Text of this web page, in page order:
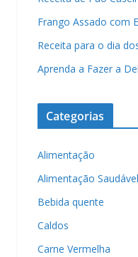
Frango Assado com
Receita para o dia
Aprenda a Fazer a
Categorias
Alimentação
Alimentação Saudável
Bebida quente
Caldos
Carne Vermelha